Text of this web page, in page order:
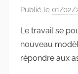
Publié le 01/02/
Le travail se
nouveau
répondre aux